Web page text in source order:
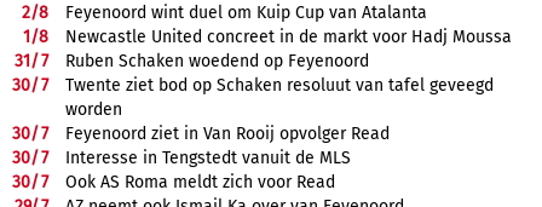
2/8
Feyenoord wint duel om Kuip Cup van Atalanta
1/8
Newcastle United concreet in de markt voor Hadj Moussa
31/7
Ruben Schaken woedend op Feyenoord
30/7
Twente ziet bod op Schaken resoluut van tafel geveegd
worden
30/7
Feyenoord ziet in Van Rooij opvolger Read
30/7
Interesse in Tengstedt vanuit de MLS
30/7
Ook AS Roma meldt zich voor Read